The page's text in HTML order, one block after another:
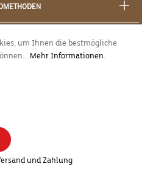
MEDIA
zzgl.
nicht anders angegeben.
um Ihnen die bestmögliche
Mehr Informationen.
und Zahlung